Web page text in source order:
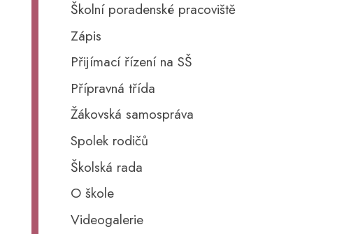
Školní poradenské pracoviště
Zápis
Přijímací řízení na SŠ
Přípravná třída
Žákovská samospráva
Spolek rodičů
Školská rada
O škole
Videogalerie